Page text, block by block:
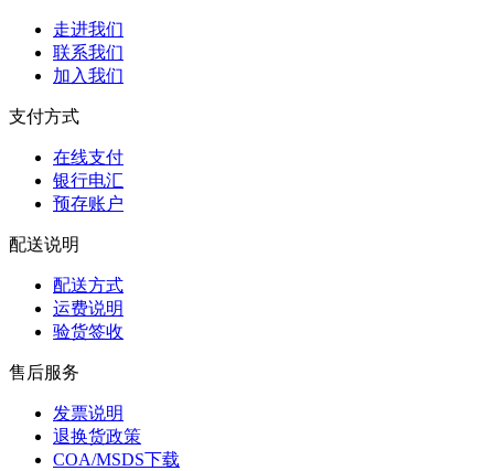
走进我们
联系我们
加入我们
支付方式
在线支付
银行电汇
预存账户
配送说明
配送方式
运费说明
验货签收
售后服务
发票说明
退换货政策
COA/MSDS下载